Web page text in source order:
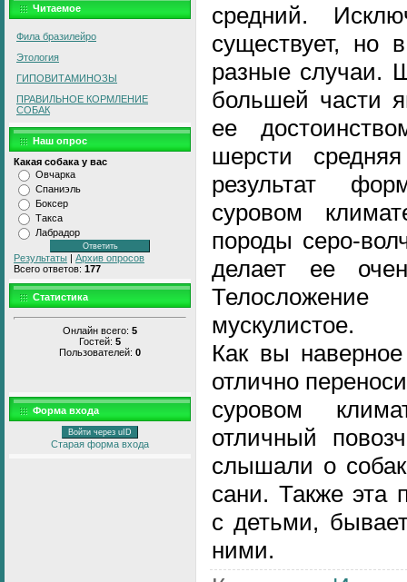
Читаемое
Фила бразилейро
Этология
ГИПОВИТАМИHОЗЫ
ПРАВИЛЬНОЕ КОРМЛЕНИЕ
СОБАК
Наш опрос
Какая собака у вас
Овчарка
Спаниэль
Боксер
Такса
Лабрадор
Результаты | Архив опросов
Всего ответов: 177
Статистика
Онлайн всего: 5
Гостей: 5
Пользователей: 0
Форма входа
Войти через uID
Старая форма входа
средний.
существует, но
разные случаи.
большей части
ее
шерсти
результат
суровом
породы серо-
делает ее
мускулистое.
Как вы
отлично
суровом
отличный
слышали о
сани. Также эта
с детьми,
ними.